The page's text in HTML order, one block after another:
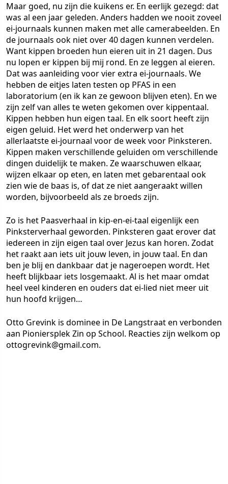
Maar goed, nu zijn die kuikens er. En eerlijk gezegd: dat
was al een jaar geleden. Anders hadden we nooit zoveel
ei-journaals kunnen maken met alle camerabeelden. En
de journaals ook niet over 40 dagen kunnen verdelen.
Want kippen broeden hun eieren uit in 21 dagen. Dus
nu lopen er kippen bij mij rond. En ze leggen al eieren.
Dat was aanleiding voor vier extra ei-journaals. We
hebben de eitjes laten testen op PFAS in een
laboratorium (en ik kan ze gewoon blijven eten). En we
zijn zelf van alles te weten gekomen over kippentaal.
Kippen hebben hun eigen taal. En elk soort heeft zijn
eigen geluid. Het werd het onderwerp van het
allerlaatste ei-journaal voor de week voor Pinksteren.
Kippen maken verschillende geluiden om verschillende
dingen duidelijk te maken. Ze waarschuwen elkaar,
wijzen elkaar op eten, en laten met gebarentaal ook
zien wie de baas is, of dat ze niet aangeraakt willen
worden, bijvoorbeeld als ze broeds zijn.
Zo is het Paasverhaal in kip-en-ei-taal eigenlijk een
Pinksterverhaal geworden. Pinksteren gaat erover dat
iedereen in zijn eigen taal over Jezus kan horen. Zodat
het raakt aan iets uit jouw leven, in jouw taal. En dan
ben je blij en dankbaar dat je nageroepen wordt. Het
heeft blijkbaar iets losgemaakt. Al is het maar omdat
heel veel kinderen en ouders dat ei-lied niet meer uit
hun hoofd krijgen…
Otto Grevink is dominee in De Langstraat en verbonden
aan Pioniersplek Zin op School. Reacties zijn welkom op
ottogrevink@gmail.com.